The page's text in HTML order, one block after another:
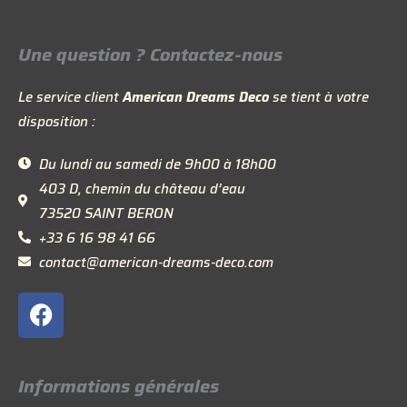
Une question ? Contactez-nous
Le service clientAmerican Dreams Decose tient à votre
disposition :
Du lundi au samedi de 9h00 à 18h00
403 D, chemin du château d’eau
73520 SAINT BERON
+33 6 16 98 41 66
contact@american-dreams-deco.com
F
a
c
e
b
Informations générales